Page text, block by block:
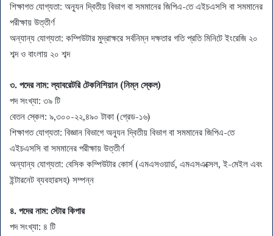
শিক্ষাগত যোগ্যতা: অন্যূন দ্বিতীয় বিভাগ বা সমমানের জিপিএ-তে এইচএসসি বা সমমানের
পরীক্ষায় উত্তীর্ণ
অন্যান্য যোগ্যতা: কম্পিউটার মুদ্রাক্ষরে সর্বনিম্ন দক্ষতার গতি প্রতি মিনিটে ইংরেজি ২০
শব্দ ও বাংলায় ২০ শব্দ
৩. পদের নাম:ল্যাবরেটরি টেকনিশিয়ান (নিম্ন স্কেল)
পদ সংখ্যা: ৩৯ টি
বেতন স্কেল: ৯,৩০০-২২,৪৯০ টাকা (গ্রেড-১৬)
শিক্ষাগত যোগ্যতা: বিজ্ঞান বিভাগে অন্যূন দ্বিতীয় বিভাগ বা সমমানের জিপিএ-তে
এইচএসসি বা সমমানের পরীক্ষায় উত্তীর্ণ
অন্যান্য যোগ্যতা: বেসিক কম্পিউটার কোর্স (এমএসওয়ার্ড, এমএসএক্সেল, ই-মেইল এবং
ইন্টারনেট ব্যবহারসহ) সম্পন্ন
৪. পদের নাম: স্টোর কিপার
পদ সংখ্যা: ৪ টি